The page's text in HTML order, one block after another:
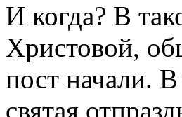
И когда? В
Христовой,
пост начали.
святая